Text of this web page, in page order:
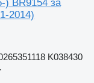
) BR9154 за
2014)
K038430